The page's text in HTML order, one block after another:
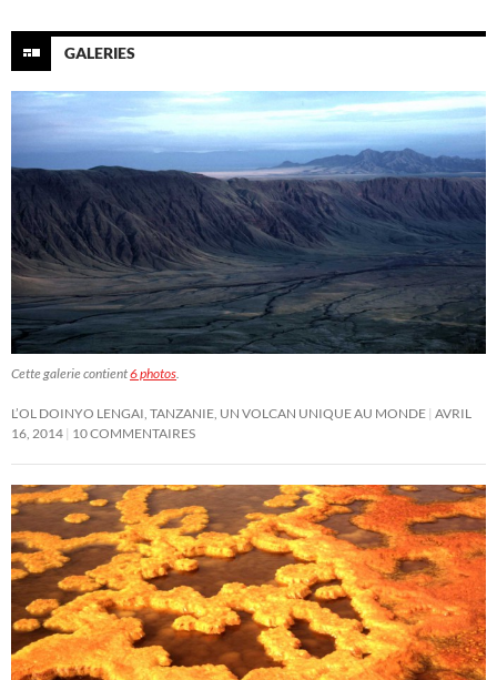
GALERIES
Cette galerie contient6 photos.
L’OL DOINYO LENGAI, TANZANIE, UN VOLCAN UNIQUE AU MONDE AVRIL
16, 2014 10 COMMENTAIRES